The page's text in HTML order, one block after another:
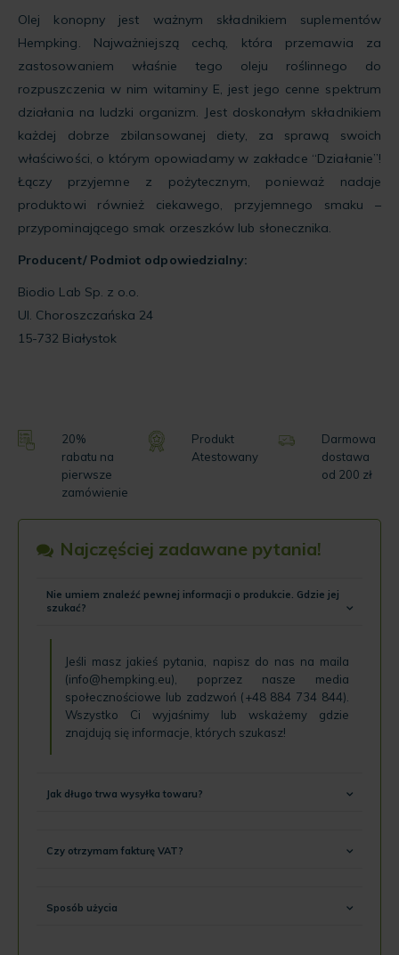
Olej konopny jest ważnym składnikiem suplementów
Hempking. Najważniejszą cechą, która przemawia za
zastosowaniem właśnie tego oleju roślinnego do
rozpuszczenia w nim witaminy E, jest jego cenne spektrum
działania na ludzki organizm. Jest doskonałym składnikiem
każdej dobrze zbilansowanej diety, za sprawą swoich
właściwości, o którym opowiadamy w zakładce “Działanie”!
Łączy przyjemne z pożytecznym, ponieważ nadaje
produktowi również ciekawego, przyjemnego smaku –
przypominającego smak orzeszków lub słonecznika.
Producent/ Podmiot odpowiedzialny:
Biodio Lab Sp. z o.o.
Ul. Choroszczańska 24
15-732 Białystok
20%
rabatu na
pierwsze
zamówienie
Produkt
Atestowany
Darmowa
dostawa
od 200 zł
Najczęściej zadawane pytania!
Nie umiem znaleźć pewnej informacji o produkcie. Gdzie jej
szukać?
Jeśli masz jakieś pytania, napisz do nas na maila
(info@hempking.eu), poprzez nasze media
społecznościowe lub zadzwoń (+48 884 734 844).
Wszystko Ci wyjaśnimy lub wskażemy gdzie
znajdują się informacje, których szukasz!
Jak długo trwa wysyłka towaru?
Czy otrzymam fakturę VAT?
Sposób użycia